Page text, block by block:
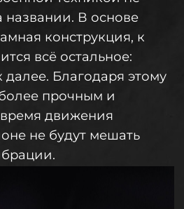
комфорта и
в большом
и
Просторный
из семи
разместятся
массажем. В
люк,